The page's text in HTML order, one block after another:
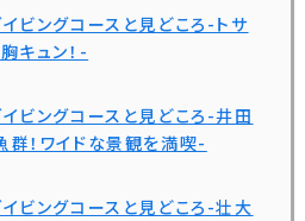
ビングコースと見どころ-トサ
キュン！-
ビングコースと見どころ-井田
！ワイドな景観を満喫-
ビングコースと見どころ-壮大